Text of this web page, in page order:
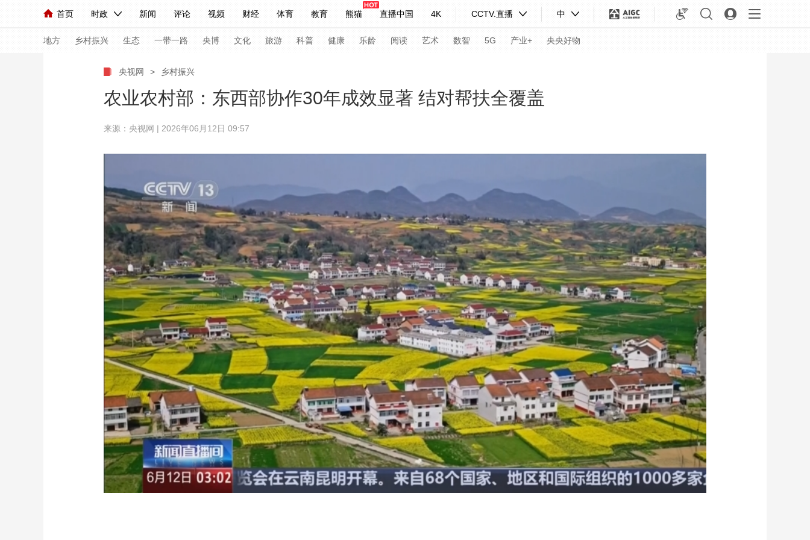
首页 时政 新闻 评论 视频 财经 体育 教育 熊猫 直播中国 4K CCTV.直播 中
人民领袖习近平 联播+ 中国领导人 央视快评 习式妙语 热解读 天天学习
直播 栏目大全 节目单 听音 微视频 主持人 下载央视影音
海外频道 iPanda English Монгол
地方 乡村振兴 生态 一带一路 央博 文化 旅游 科普 健康 乐龄 阅读 艺术 数智 5G 产业+ 央央好物
小央视频 小央直播 直播中国 4K专区 全景新闻
前线 比划 快看 蓝海中国 新兵请入列 人生第一次
直播 竞猜 2026年世界杯 2026年冬奥会 CBA NBA 中超 国足 国际足球 网球 综合体育 亚冬会
CCTV奥林匹克频道 生活体育大会 体育江湖 文化体育 冰雪道路 足球道路
教育 乡村振兴 生态环境 一带一路 央博 非遗 文化 旅游 科普 健康 乐龄 阅读 艺术 汽车 数智 5G 产业+
大国展会 大国保险 云顶对话 云起 超级工厂 智敬中国 全民健康 颜选攻略 海洋 时尚 天气 才艺 网展 央央好物
CCTV.节目官网 直播 节目单 栏目 片库 热播榜 总台企业白名单
央视网 > 乡村振兴
农业农村部：东西部协作30年成效显著 结对帮扶全覆盖
来源：央视网 | 2026年06月12日 09:57